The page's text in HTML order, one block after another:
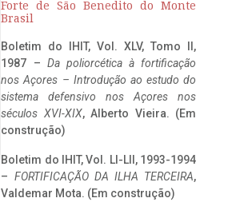
Forte de São Benedito do Monte
Brasil
Boletim do IHIT, Vol. XLV, Tomo II,
1987 – Da poliorcética à fortificação
nos Açores – Introdução ao estudo do
sistema defensivo nos Açores nos
séculos XVI-XIX, Alberto Vieira. (Em
construção)
Boletim do IHIT, Vol. LI-LII, 1993-1994
– FORTIFICAÇÃO DA ILHA TERCEIRA,
Valdemar Mota. (Em construção)